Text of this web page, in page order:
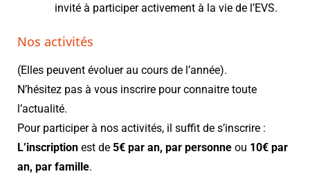
invité à participer activement à la vie de l’EVS.
Nos activités
(Elles peuvent évoluer au cours de l’année).
N’hésitez pas à vous inscrire pour connaitre toute
l’actualité.
Pour participer à nos activités, il suffit de s’inscrire :
L’inscription est de 5€ par an, par personne ou 10€ par
an, par famille.